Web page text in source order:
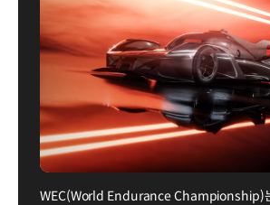
WEC(World Endurance Championship)